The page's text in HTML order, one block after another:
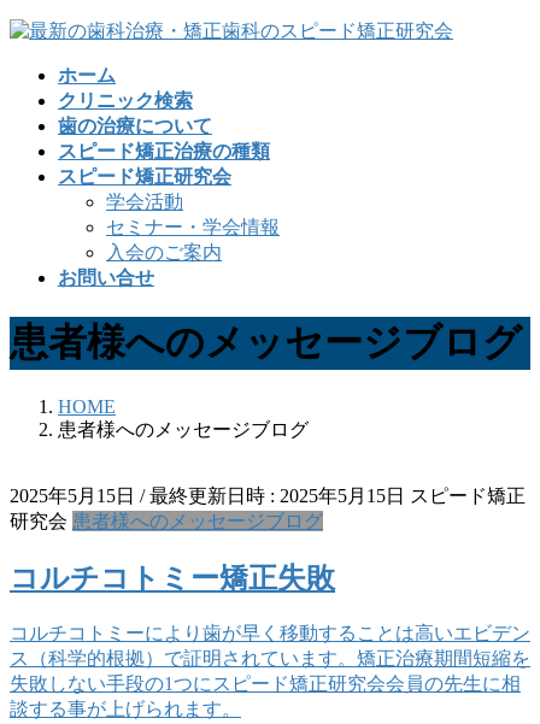
コ
ナ
ホーム
クリニック検索
歯の治療について
スピード矯正治療の種類
スピード矯正研究会
学会活動
セミナー・学会情報
入会のご案内
お問い合せ
患者様へのメッセージブログ
HOME
患者様へのメッセージブログ
2025年5月15日 / 最終更新日時 : 2025年5月15日 スピード矯正
研究会 患者様へのメッセージブログ
コルチコトミー矯正失敗
コルチコトミーにより歯が早く移動することは高いエビデン
ス（科学的根拠）で証明されています。矯正治療期間短縮を
失敗しない手段の1つにスピード矯正研究会会員の先生に相
談する事が上げられます。